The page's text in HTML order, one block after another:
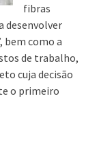
fibras
desenvolver
bem como a
de trabalho,
cuja decisão
o primeiro